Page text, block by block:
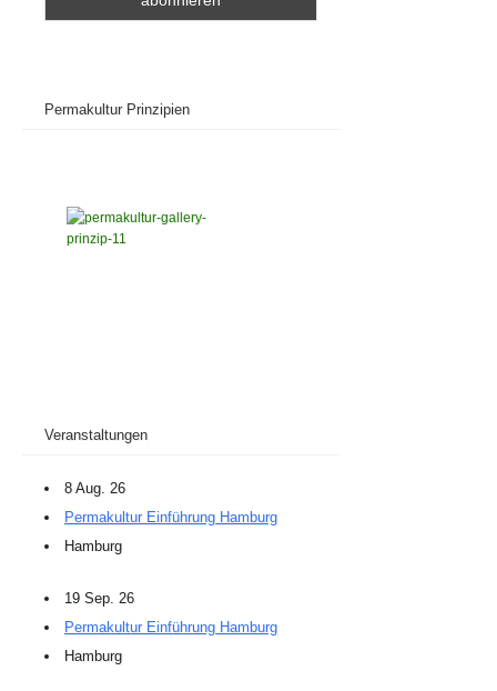
Permakultur Prinzipien
Veranstaltungen
8 Aug. 26
Permakultur Einführung Hamburg
Hamburg
19 Sep. 26
Permakultur Einführung Hamburg
Hamburg